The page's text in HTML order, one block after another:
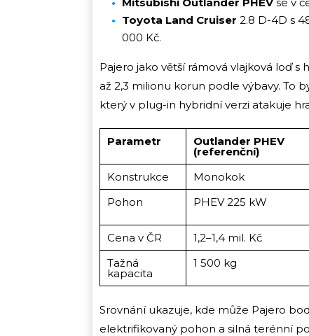
Toyota Land Cruiser 2.8 D-4D s
000 Kč.
Pajero jako větší rámová vlajková loď
až 2,3 milionu korun podle výbavy. To
který v plug-in hybridní verzi atakuje
Parametr Outlander PHEV
(referenční)
Konstrukce
Monokok
Pohon
PHEV 225 kW
Cena v ČR 1,2–1,4 mil. Kč
Tažná
kapacita
1 500 kg
Srovnání ukazuje, kde může Pajero
elektrifikovaný pohon a silná terénní